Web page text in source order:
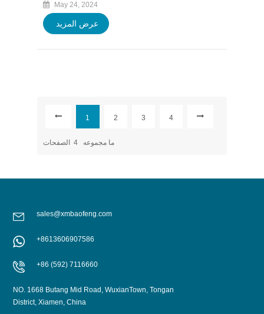
May 24, 2024
عرض المزيد
1 2 3 4
ما مجموعه 4 الصفحات
sales@xmbaofeng.com
+8613606907586
+86 (592) 7116660
NO. 1668 Butang Mid Road, WuxianTown, Tongan
District, Xiamen, China